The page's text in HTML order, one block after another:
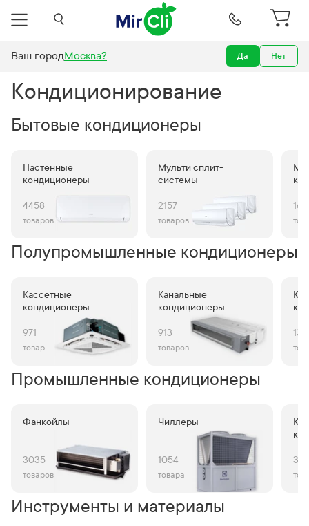
Ваш городМосква? Да Нет
Кондиционеры
Кондиционирование
Бытовые кондиционеры
Настенные
кондиционеры
4458
товаров
Мульти сплит-
системы
2157
товаров
167
Полупромышленные кондиционеры
Кассетные
кондиционеры
971
товар
Канальные
кондиционеры
913
товаров
132
Промышленные кондиционеры
Фанкойлы
3035
товаров
Чиллеры
1054
товара
Инструменты и материалы